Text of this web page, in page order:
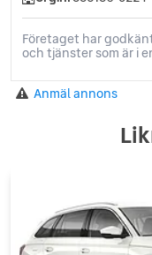
Företaget har
och tjänster som är i
Anmäl annons